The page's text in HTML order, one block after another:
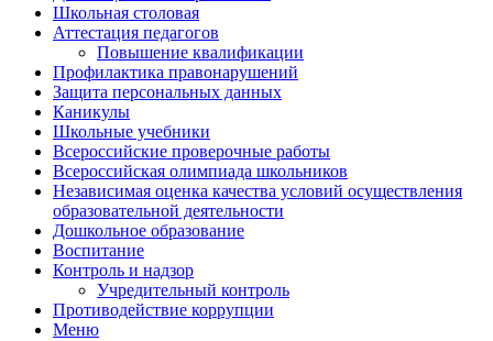
Школьная столовая
Аттестация педагогов
Повышение квалификации
Профилактика правонарушений
Защита персональных данных
Каникулы
Школьные учебники
Всероссийские проверочные работы
Всероссийская олимпиада школьников
Независимая оценка качества условий осуществления
образовательной деятельности
Дошкольное образование
Воспитание
Контроль и надзор
Учредительный контроль
Противодействие коррупции
Меню